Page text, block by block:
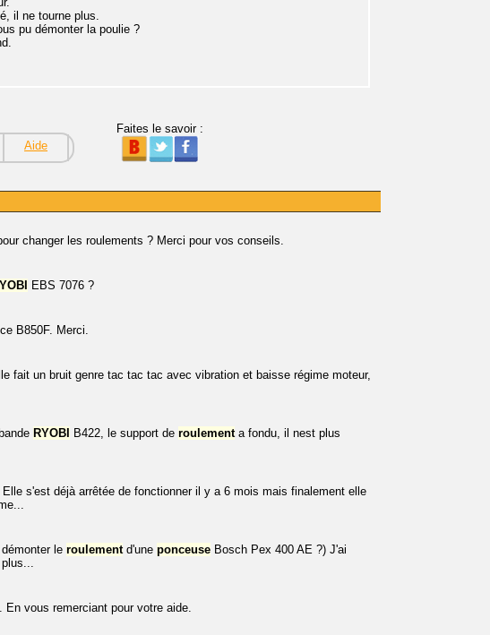
il ne tourne plus.
pu démonter la poulie ?
Aide
Faites le savoir :
changer les roulements ? Merci pour vos conseils.
EBS 7076 ?
B850F. Merci.
fait un bruit genre tac tac tac avec vibration et baisse régime moteur,
RYOBI B422, le support de roulement a fondu, il nest plus
s'est déjà arrêtée de fonctionner il y a 6 mois mais finalement elle
le roulement d'une ponceuse Bosch Pex 400 AE ?) J'ai
En vous remerciant pour votre aide.